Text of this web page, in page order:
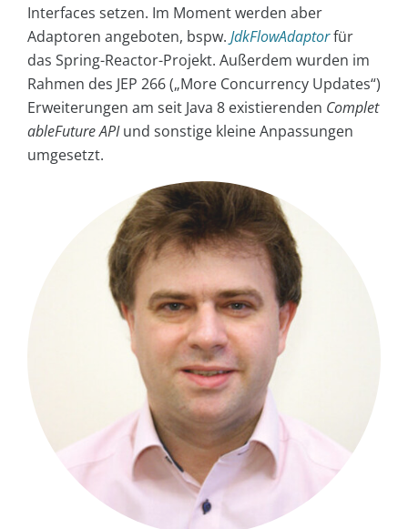
Interfaces setzen. Im Moment werden aber
Adaptoren angeboten, bspw. JdkFlowAdaptorfür
das Spring-Reactor-Projekt. Außerdem wurden im
Rahmen des JEP 266 („More Concurrency Updates“)
Erweiterungen am seit Java 8 existierenden Complet
ableFuture APIund sonstige kleine Anpassungen
umgesetzt.